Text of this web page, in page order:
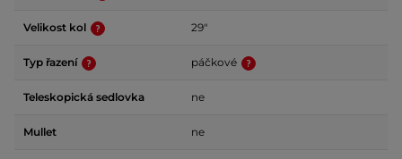
Velikost kol 29"
Typ řazení páčkové
Teleskopická sedlovka ne
Mullet ne